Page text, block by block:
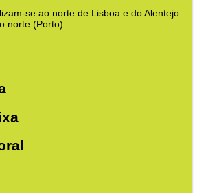
se ao norte de Lisboa e do Alentejo
norte (Porto).